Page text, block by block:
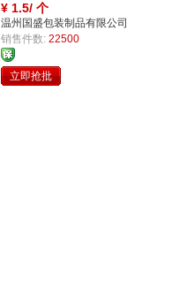
障
¥ 1.5/ 个
温州国盛包装制品有限公司
销售件数: 22500
立即抢批